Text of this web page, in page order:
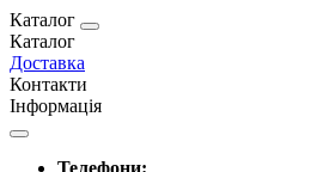
Каталог
Каталог
Доставка
Контакти
Інформація
Телефони: